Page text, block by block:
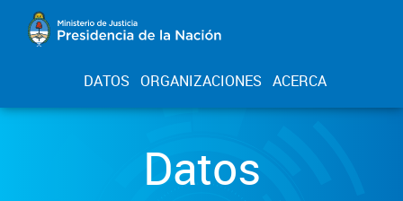
DATOS ORGANIZACIONES ACERCA
Datos